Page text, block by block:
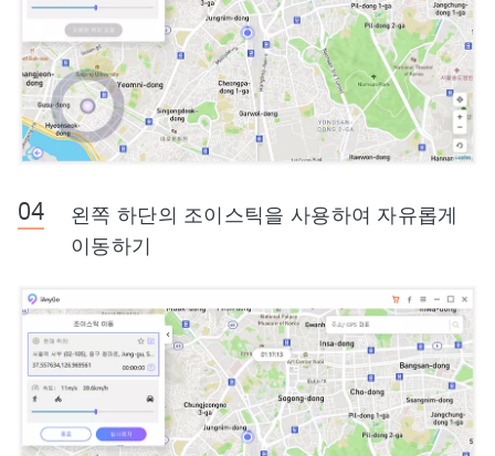
왼쪽 하단의 조이스틱을 사용하여 자유롭게
이동하기